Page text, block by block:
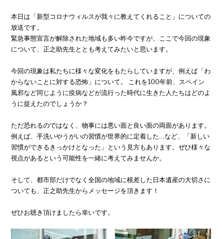
本日は「新型コロナウィルスが我々に教えてくれること」についての
放送です。
緊急事態宣言が解除された地域も多い昨今ですが、ここで今回の現象
について、正之助先生ととも考えてみたいと思います。
今回の現象は私たちに様々な変化をもたらしていますが、例えば「わ
からないことに対する恐怖」について。 これを100年前、スペイン
風邪など同じように疫病などが流行った時代に生きた人たちはどのよ
うに捉えたのでしょうか？
ただ恐れるのではなく、物事には悪い面と良い面の両面があります。
例えば、手洗いやうがいの習慣が世界的に定着した…など、「新しい
習慣ができるきっかけとなった」という見方もあります。ぜひ様々な
視点があるという可能性を一緒に考えてみませんか。
そして、都市部だけでなく全国の地域に根差した日本遺産の大切さに
ついても、正之助先生からメッセージを頂きます！
ぜひお聴き頂けましたら幸いです。